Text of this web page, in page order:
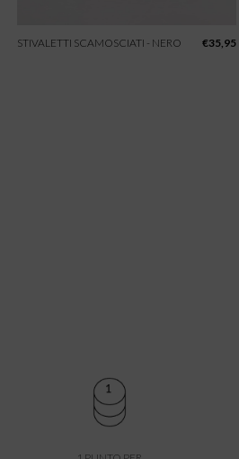
STIVALETTI SCAMOSCIATI - NERO €35,95